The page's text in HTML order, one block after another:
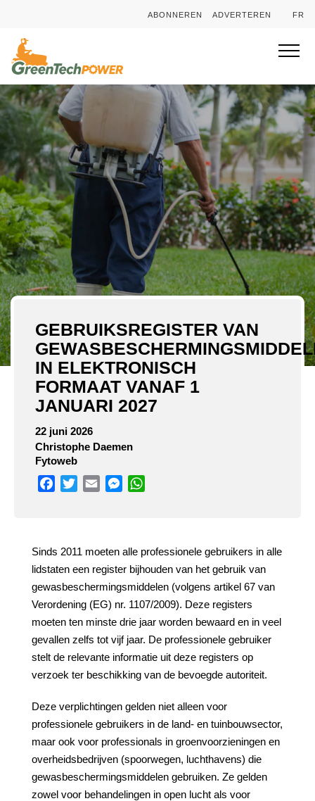
ABONNEREN ADVERTEREN FR
GEBRUIKSREGISTER VAN
IN ELEKTRONISCH
FORMAAT VANAF 1
JANUARI 2027
22 juni 2026
Christophe Daemen
Fytoweb
Facebook
TwitterEmail Messenger
Sinds 2011 moeten alle professionele gebruikers in alle
lidstaten een register bijhouden van het gebruik van
gewasbeschermingsmiddelen (volgens artikel 67 van
Verordening (EG) nr. 1107/2009). Deze registers
moeten ten minste drie jaar worden bewaard en in veel
gevallen zelfs tot vijf jaar. De professionele gebruiker
stelt de relevante informatie uit deze registers op
verzoek ter beschikking van de bevoegde autoriteit.
Deze verplichtingen gelden niet alleen voor
professionele gebruikers in de land- en tuinbouwsector,
maar ook voor professionals in groenvoorzieningen en
overheidsbedrijven (spoorwegen, luchthavens) die
gewasbeschermingsmiddelen gebruiken. Ze gelden
zowel voor behandelingen in open lucht als voor